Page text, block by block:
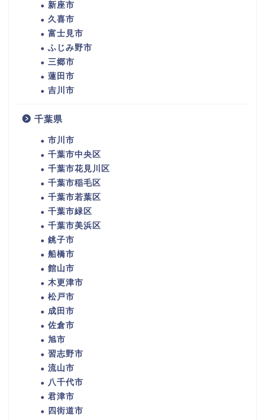
新座市
久喜市
富士見市
ふじみ野市
三郷市
蓮田市
吉川市
千葉県
市川市
千葉市中央区
千葉市花見川区
千葉市稲毛区
千葉市若葉区
千葉市緑区
千葉市美浜区
銚子市
船橋市
館山市
木更津市
松戸市
成田市
佐倉市
旭市
習志野市
流山市
八千代市
君津市
四街道市